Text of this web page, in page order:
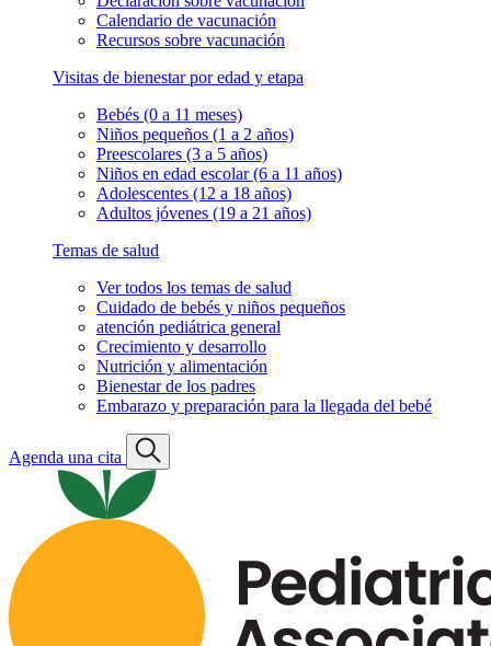
Calendario de vacunación
Recursos sobre vacunación
Visitas de bienestar por edad y etapa
Bebés (0 a 11 meses)
Niños pequeños (1 a 2 años)
Preescolares (3 a 5 años)
Niños en edad escolar (6 a 11 años)
Adolescentes (12 a 18 años)
Adultos jóvenes (19 a 21 años)
Temas de salud
Ver todos los temas de salud
Cuidado de bebés y niños pequeños
atención pediátrica general
Crecimiento y desarrollo
Nutrición y alimentación
Bienestar de los padres
Embarazo y preparación para la llegada del bebé
Agenda una cita